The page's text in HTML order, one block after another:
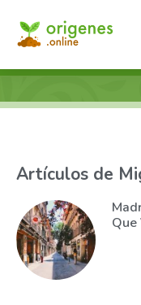
Artículos de